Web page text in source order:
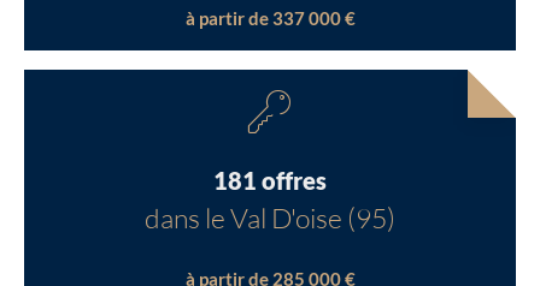
à partir de 337 000 €
181 offres
dans le Val D'oise (95)
à partir de 285 000 €